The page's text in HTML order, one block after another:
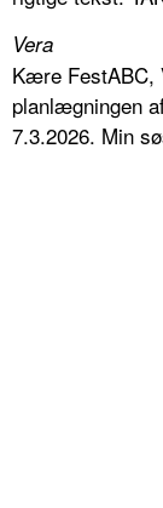
Vera
Kære FestABC,
planlægningen
7.3.2026. Min